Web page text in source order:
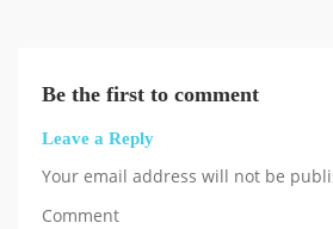
Be the first to comment
Leave a Reply
Your email address will not be
Comment